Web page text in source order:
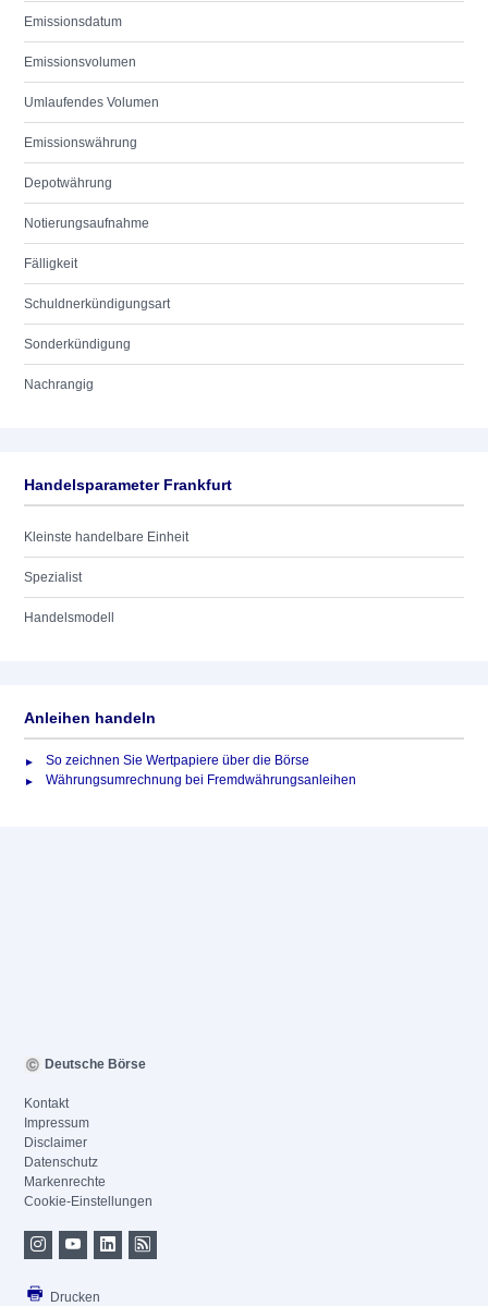
Emissionsdatum
Emissionsvolumen
Umlaufendes Volumen
Emissionswährung
Depotwährung
Notierungsaufnahme
Fälligkeit
Schuldnerkündigungsart
Sonderkündigung
Nachrangig
Handelsparameter Frankfurt
Kleinste handelbare Einheit
Spezialist
Handelsmodell
Anleihen handeln
So zeichnen Sie Wertpapiere über die Börse
Währungsumrechnung bei Fremdwährungsanleihen
Deutsche Börse
Kontakt
Impressum
Disclaimer
Datenschutz
Markenrechte
Cookie-Einstellungen
Drucken